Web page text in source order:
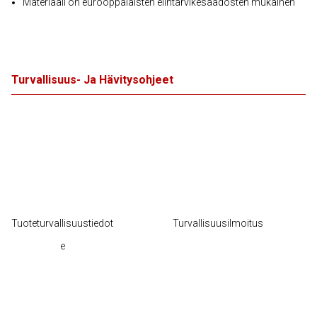
Turvallisuus- Ja Hävitysohjeet
Tuoteturvallisuustiedot
e
Turvallisuusilmoitus